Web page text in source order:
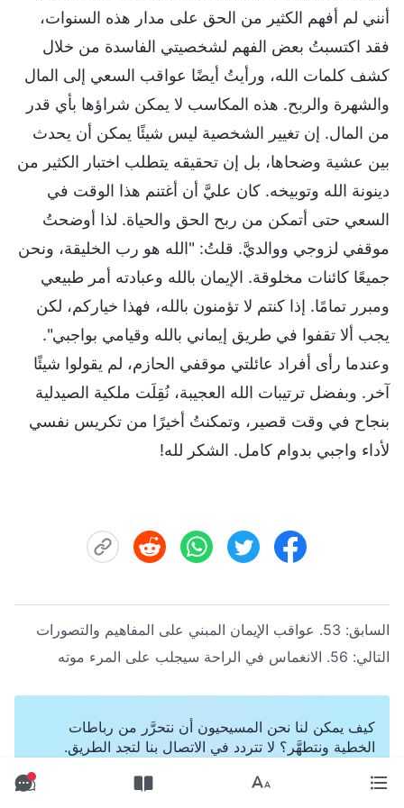
أنني لم أفهم الكثير من الحق على مدار هذه السنوات،
فقد اكتسبتُ بعض الفهم لشخصيتي الفاسدة من خلال
كشف كلمات الله، ورأيتُ أيضًا عواقب السعي إلى المال
والشهرة والربح. هذه المكاسب لا يمكن شراؤها بأي قدر
من المال. إن تغيير الشخصية ليس شيئًا يمكن أن يحدث
بين عشية وضحاها، بل إن تحقيقه يتطلب اختبار الكثير من
دينونة الله وتوبيخه. كان عليَّ أن أغتنم هذا الوقت في
السعي حتى أتمكن من ربح الحق والحياة. لذا أوضحتُ
موقفي لزوجي ووالديَّ. قلتُ: "الله هو رب الخليقة، ونحن
جميعًا كائنات مخلوقة. الإيمان بالله وعبادته أمر طبيعي
ومبرر تمامًا. إذا كنتم لا تؤمنون بالله، فهذا خياركم، لكن
يجب ألا تقفوا في طريق إيماني بالله وقيامي بواجبي".
وعندما رأى أفراد عائلتي موقفي الحازم، لم يقولوا شيئًا
آخر. وبفضل ترتيبات الله العجيبة، نُقِلَت ملكية الصيدلية
بنجاح في وقت قصير، وتمكنتُ أخيرًا من تكريس نفسي
لأداء واجبي بدوام كامل. الشكر لله!
السابق: 53. عواقب الإيمان المبني على المفاهيم والتصورات
التالي: 56. الانغماس في الراحة سيجلب على المرء موته
كيف يمكن لنا نحن المسيحيون أن نتحرَّر من رباطات
الخطية ونتطهَّر؟ لا تتردد في الاتصال بنا لتجد الطريق.